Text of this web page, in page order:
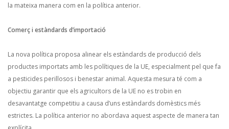
la mateixa manera com en la política anterior.
Comerç i estàndards d’importació
La nova política proposa alinear els estàndards de producció dels
productes importats amb les polítiques de la UE, especialment pel que fa
a pesticides perillosos i benestar animal. Aquesta mesura té com a
objectiu garantir que els agricultors de la UE no es trobin en
desavantatge competitiu a causa d’uns estàndards domèstics més
estrictes. La política anterior no abordava aquest aspecte de manera tan